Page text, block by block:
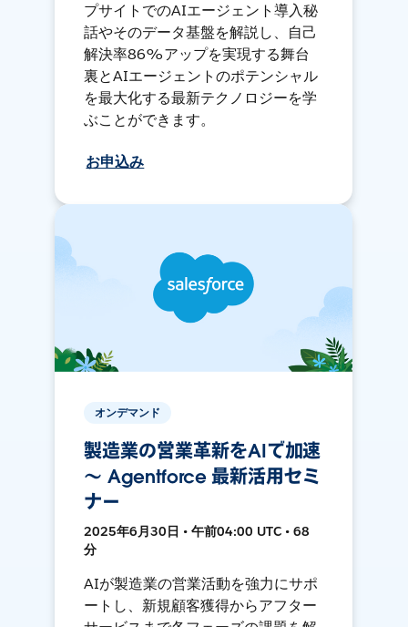
プサイトでのAIエージェント導入秘
話やそのデータ基盤を解説し、自己
解決率86%アップを実現する舞台
裏とAIエージェントのポテンシャル
を最大化する最新テクノロジーを学
ぶことができます。
お申込み
オンデマンド
製造業の営業革新をAIで加速
〜 Agentforce 最新活用セミ
ナー
2025年6月30日 • 午前04:00 UTC • 68
分
AIが製造業の営業活動を強力にサポ
ートし、新規顧客獲得からアフター